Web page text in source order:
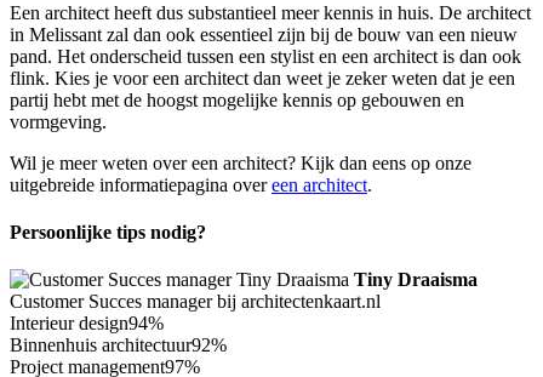
Een architect heeft dus substantieel meer kennis in huis. De architect
in Melissant zal dan ook essentieel zijn bij de bouw van een nieuw
pand. Het onderscheid tussen een stylist en een architect is dan ook
flink. Kies je voor een architect dan weet je zeker weten dat je een
partij hebt met de hoogst mogelijke kennis op gebouwen en
vormgeving.
Wil je meer weten over een architect? Kijk dan eens op onze
uitgebreide informatiepagina overeen architect.
Persoonlijke tips nodig?
Tiny Draaisma
Customer Succes manager bij architectenkaart.nl
Interieur design94%
Binnenhuis architectuur92%
Project management97%